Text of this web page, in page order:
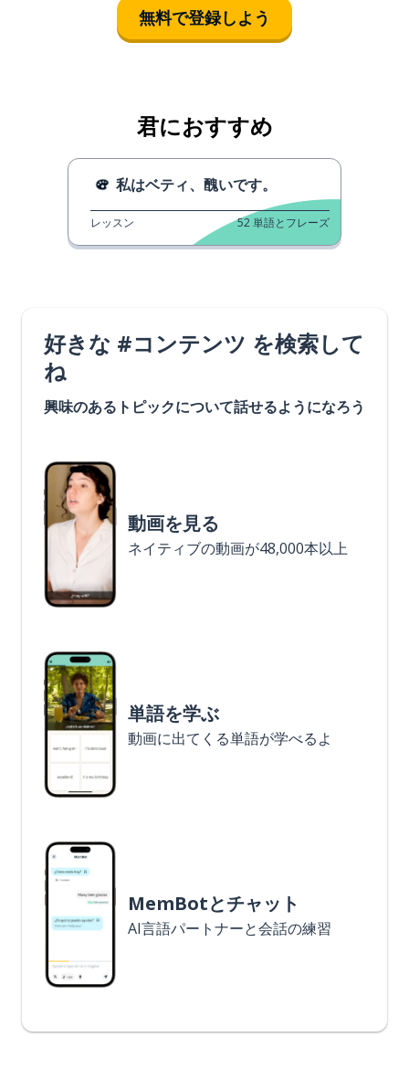
無料で登録しよう
君におすすめ
私はベティ、醜いです。
レッスン 52単語とフレーズ
好きな #コンテンツ を検索して
ね
興味のあるトピックについて話せるようになろう
動画を見る
ネイティブの動画が48,000本以上
単語を学ぶ
動画に出てくる単語が学べるよ
MemBotとチャット
AI言語パートナーと会話の練習